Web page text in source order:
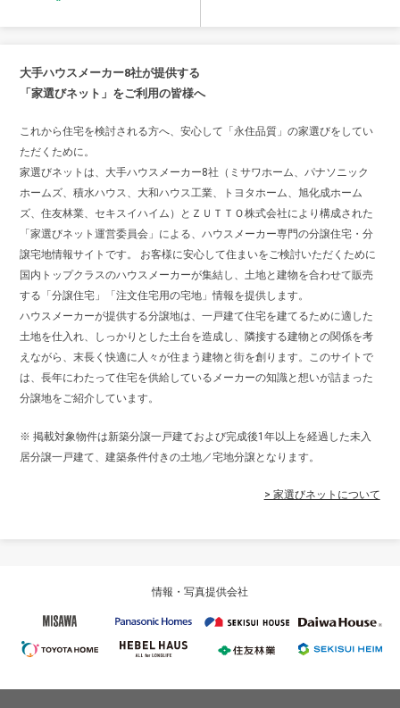
大手ハウスメーカー8社が提供する
「家選びネット」をご利用の皆様へ
これから住宅を検討される方へ、安心して「永住品質」の家選びをしてい
ただくために。
家選びネットは、大手ハウスメーカー8社（ミサワホーム、パナソニック
ホームズ、積水ハウス、大和ハウス工業、トヨタホーム、旭化成ホーム
ズ、住友林業、セキスイハイム）とＺＵＴＴＯ株式会社により構成された
「家選びネット運営委員会」による、ハウスメーカー専門の分譲住宅・分
譲宅地情報サイトです。 お客様に安心して住まいをご検討いただくために
国内トップクラスのハウスメーカーが集結し、土地と建物を合わせて販売
する「分譲住宅」「注文住宅用の宅地」情報を提供します。
ハウスメーカーが提供する分譲地は、一戸建て住宅を建てるために適した
土地を仕入れ、しっかりとした土台を造成し、隣接する建物との関係を考
えながら、末長く快適に人々が住まう建物と街を創ります。このサイトで
は、長年にわたって住宅を供給しているメーカーの知識と想いが詰まった
分譲地をご紹介しています。
※ 掲載対象物件は新築分譲一戸建ておよび完成後1年以上を経過した未入
居分譲一戸建て、建築条件付きの土地／宅地分譲となります。
> 家選びネットについて
情報・写真提供会社